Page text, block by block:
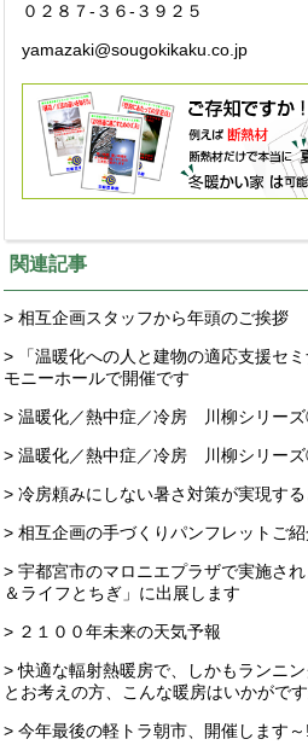
０２８７-３６-３９２５
yamazaki@sougokikaku.co.jp
関連記事
> 相互企画スタッフから年頭のご挨拶
> 「温暖化への人と建物の適応支援セ
モニーホールで開催です
> 温暖化／熱中症／冷房 川柳シリー
> 温暖化／熱中症／冷房 川柳シリー
> 冷房頼みにしない暑さ対策が実現す
> 相互企画の手づくりパンフレットご紹
> 宇都宮市のマロニエプラザで実施さ
＆ライフとちぎ」に出展します
> ２１００年未来の天気予報
> 快適な輻射熱暖房で、しかもランニ
とお考えの方、こんな暖房はいかがで
> 今年最後の軽トラ朝市、開催します～